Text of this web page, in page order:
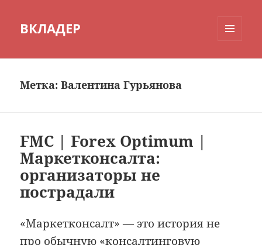
ВКЛАДЕР
Метка:Валентина Гурьянова
FMC | Forex Optimum |
Маркетконсалта:
организаторы не
пострадали
«Маркетконсалт» — это история не
про обычную «консалтинговую